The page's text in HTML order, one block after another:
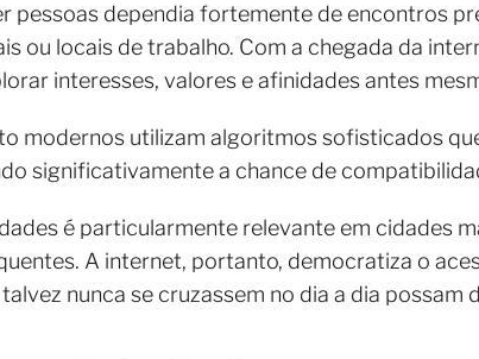
pessoas dependia fortemente de encontros
ou locais de trabalho. Com a chegada da
interesses, valores e afinidades antes
modernos utilizam algoritmos sofisticados
significativamente a chance de
é particularmente relevante em cidades
A internet, portanto, democratiza o
nunca se cruzassem no dia a dia